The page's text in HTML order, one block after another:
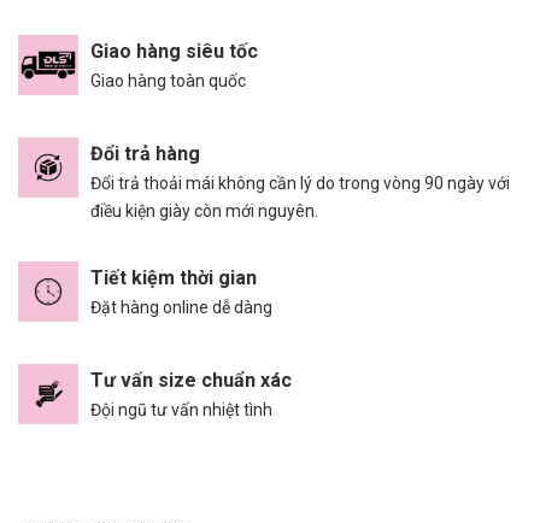
Giao hàng siêu tốc
Giao hàng toàn quốc
Đổi trả hàng
Đổi trả thoải mái không cần lý do trong vòng 90 ngày với
điều kiện giày còn mới nguyên.
Tiết kiệm thời gian
Đặt hàng online dễ dàng
Tư vấn size chuẩn xác
Đội ngũ tư vấn nhiệt tình